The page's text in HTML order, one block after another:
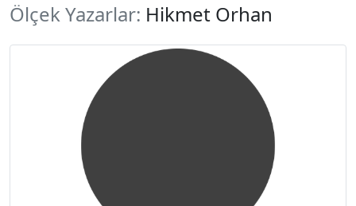
Ölçek Yazarlar: Hikmet Orhan